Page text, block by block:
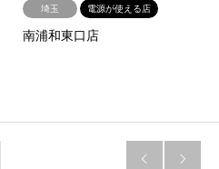
埼玉 電源が使える店
南浦和東口店
 